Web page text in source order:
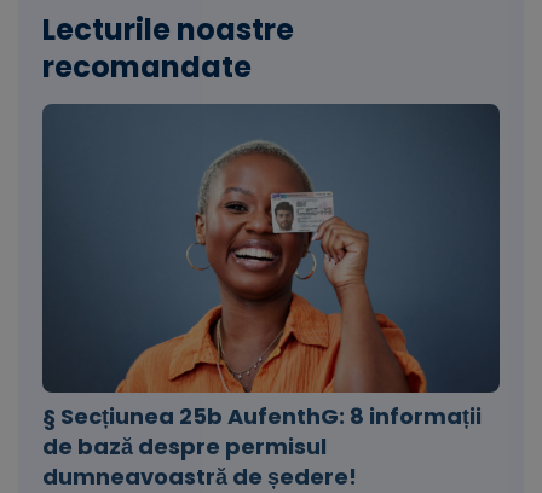
Lecturile noastre
recomandate
§ Secțiunea 25b AufenthG: 8 informații
de bază despre permisul
dumneavoastră de ședere!